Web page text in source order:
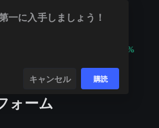
ォーム
一に入手しましょう！
キャンセル 購読